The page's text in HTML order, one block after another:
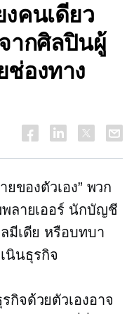
คนเดียว
ากศิลปินผู้
ช่องทาง
ยของตัวเอง” พวก
พลายเออร์ นักบัญชี
มีเดีย หรือบทบา
นินธุรกิจ
กิจด้วยตัวเองอาจ